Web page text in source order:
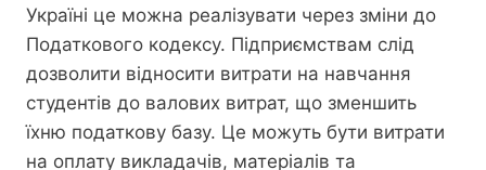
Україні це можна реалізувати через зміни до
Податкового кодексу. Підприємствам слід
дозволити відносити витрати на навчання
студентів до валових витрат, що зменшить
їхню податкову базу. Це можуть бути витрати
на оплату викладачів, матеріалів та